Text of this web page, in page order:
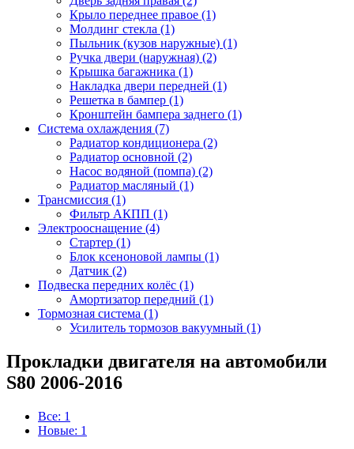
Крыло переднее правое (1)
Молдинг стекла (1)
Пыльник (кузов наружные) (1)
Ручка двери (наружная) (2)
Крышка багажника (1)
Накладка двери передней (1)
Решетка в бампер (1)
Кронштейн бампера заднего (1)
Система охлаждения (7)
Радиатор кондиционера (2)
Радиатор основной (2)
Насос водяной (помпа) (2)
Радиатор масляный (1)
Трансмиссия (1)
Фильтр АКПП (1)
Электрооснащение (4)
Стартер (1)
Блок ксеноновой лампы (1)
Датчик (2)
Подвеска передних колёс (1)
Амортизатор передний (1)
Тормозная система (1)
Усилитель тормозов вакуумный (1)
Прокладки двигателя на автомобили
S80 2006-2016
Все: 1
Новые: 1